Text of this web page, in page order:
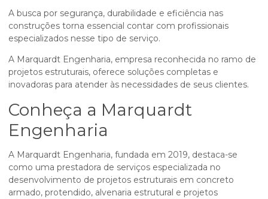
A busca por segurança, durabilidade e eficiência nas
construções torna essencial contar com profissionais
especializados nesse tipo de serviço.
A Marquardt Engenharia, empresa reconhecida no ramo de
projetos estruturais, oferece soluções completas e
inovadoras para atender às necessidades de seus clientes.
Conheça a Marquardt
Engenharia
A Marquardt Engenharia, fundada em 2019, destaca-se
como uma prestadora de serviços especializada no
desenvolvimento de projetos estruturais em concreto
armado, protendido, alvenaria estrutural e projetos